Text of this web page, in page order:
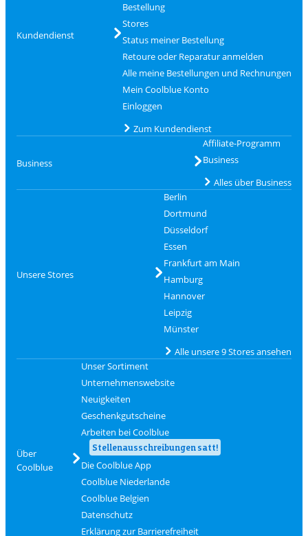
Kundendienst
Bestellung
Stores
Status meiner Bestellung
Retoure oder Reparatur anmelden
Alle meine Bestellungen und Rechnungen
Mein Coolblue Konto
Einloggen
Zum Kundendienst
Business
Affiliate-Programm
Business
Alles über Business
Unsere Stores
Berlin
Dortmund
Düsseldorf
Essen
Frankfurt am Main
Hamburg
Hannover
Leipzig
Münster
Alle unsere 9 Stores ansehen
Über
Coolblue
Unser Sortiment
Unternehmenswebsite
Neuigkeiten
Geschenkgutscheine
Arbeiten bei Coolblue
Stellenausschreibungen satt!
Die Coolblue App
Coolblue Niederlande
Coolblue Belgien
Datenschutz
Erklärung zur Barrierefreiheit